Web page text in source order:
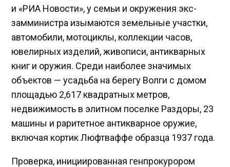
и «РИА Новости», у семьи и окружения экс-
замминистра изымаются земельные участки,
автомобили, мотоциклы, коллекции часов,
ювелирных изделий, живописи, антикварных
книг и оружия. Среди наиболее значимых
объектов — усадьба на берегу Волги с домом
площадью 2,617 квадратных метров,
недвижимость в элитном поселке Раздоры, 23
машины и раритетное антикварное оружие,
включая кортик Люфтваффе образца 1937 года.
Проверка, инициированная генпрокурором